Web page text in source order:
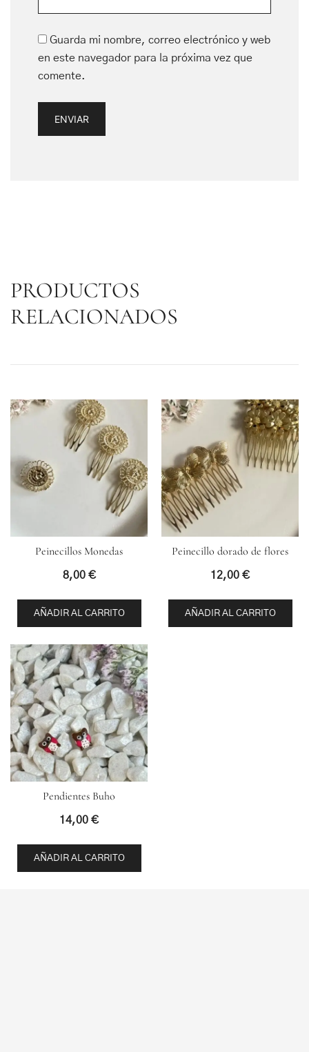
Guarda mi nombre, correo electrónico y web
en este navegador para la próxima vez que
comente.
PRODUCTOS
RELACIONADOS
Peinecillos Monedas
8,00 €
AÑADIR AL CARRITO
Peinecillo dorado de flores
12,00 €
AÑADIR AL CARRITO
Pendientes Buho
14,00 €
AÑADIR AL CARRITO